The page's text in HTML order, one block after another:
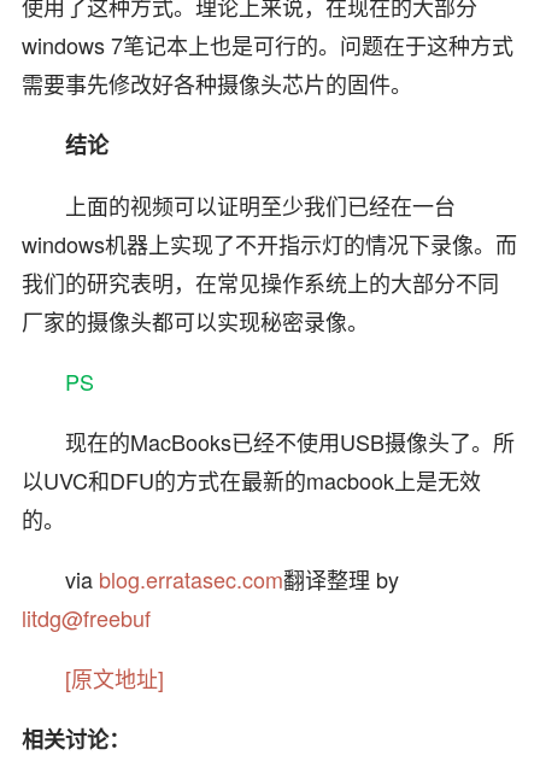
windows 7笔记本上也是可行的。问题在于这种方式
需要事先修改好各种摄像头芯片的固件。
结论
上面的视频可以证明至少我们已经在一台
windows机器上实现了不开指示灯的情况下录像。而
我们的研究表明，在常见操作系统上的大部分不同
厂家的摄像头都可以实现秘密录像。
PS
现在的MacBooks已经不使用USB摄像头了。所
以UVC和DFU的方式在最新的macbook上是无效
的。
via blog.erratasec.com翻译整理 by
litdg@freebuf
[原文地址]
相关讨论：